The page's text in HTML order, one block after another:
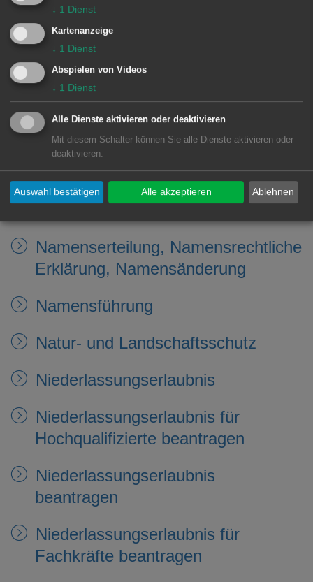
Nachzug aus familiären Gründen
(weitere Familienangehörige) -
Aufenthaltserlaubnis beantragen
Nachzug aus familiären Gründen
(zu Deutschen) -
Aufenthaltserlaubnis beantragen
Namensänderung nach dem
Namensänderungsgesetz
Namenserteilung, Namensrechtliche
Erklärung, Namensänderung
Namensführung
Natur- und Landschaftsschutz
Niederlassungserlaubnis
Niederlassungserlaubnis für
Hochqualifizierte beantragen
Niederlassungserlaubnis
beantragen
Niederlassungserlaubnis für
Fachkräfte beantragen
↓ 1 Dienst
Kartenanzeige
↓ 1 Dienst
Abspielen von Videos
↓ 1 Dienst
Alle Dienste aktivieren oder deaktivieren
Mit diesem Schalter können Sie alle Dienste aktivieren oder
deaktivieren.
Ablehnen
Auswahl bestätigen Alle akzeptieren